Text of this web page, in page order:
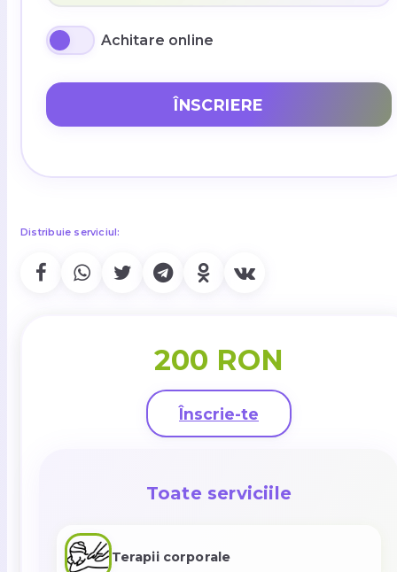
Achitare online
ÎNSCRIERE
Distribuie serviciul:
200 RON
Înscrie-te
Toate serviciile
Terapii corporale